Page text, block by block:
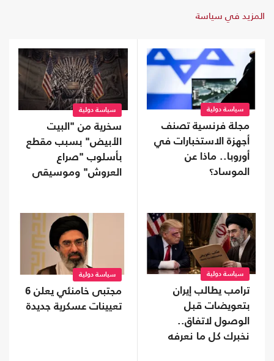
المزيد في سياسة
سياسة دولية
مجلة فرنسية تصنف
أجهزة الاستخبارات في
أوروبا.. ماذا عن
الموساد؟
سياسة دولية
سخرية من "البيت
الأبيض" بسبب مقطع
بأسلوب "صراع
العروش" وموسيقى
سياسة دولية
ترامب يطالب إيران
بتعويضات قبل
الوصول لاتفاق..
نخبرك كل ما نعرفه
سياسة دولية
مجتبى خامنئي يعلن 6
تعيينات عسكرية جديدة